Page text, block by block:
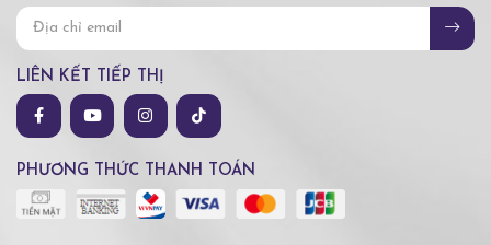
LIÊN KẾT TIẾP THỊ
PHƯƠNG THỨC THANH TOÁN